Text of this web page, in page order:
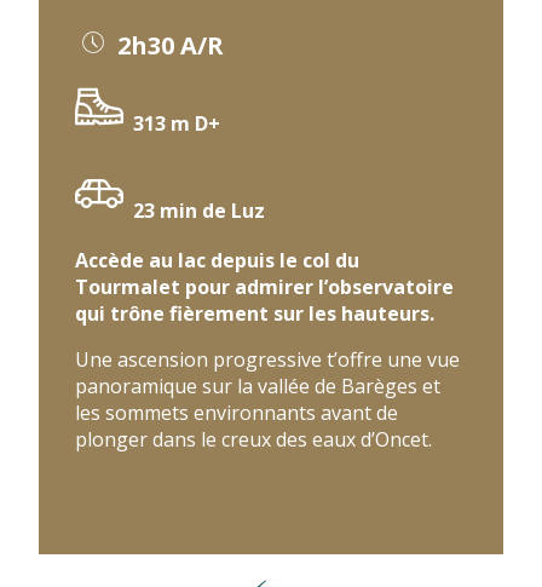
3 | Près de la réserve naturelle
2h30 A/R
313 m D+
23 min de Luz
Accède au lac depuis le col du
Tourmalet pour admirer l’observatoire
qui trône fièrement sur les hauteurs.
Une ascension progressive t’offre une vue
panoramique sur la vallée de Barèges et
les sommets environnants avant de
plonger dans le creux des eaux d’Oncet.